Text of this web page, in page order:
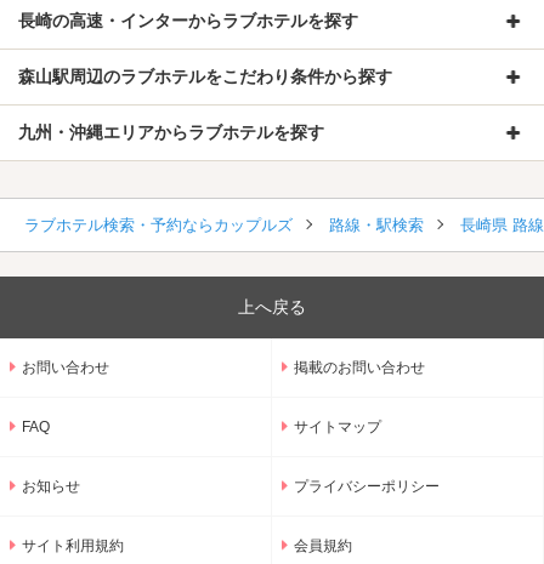
長崎の高速・インターからラブホテルを探す
森山駅周辺のラブホテルをこだわり条件から探す
九州・沖縄エリアからラブホテルを探す
ラブホテル検索・予約ならカップルズ 路線・駅検索 長崎県 路
上へ戻る
お問い合わせ 掲載のお問い合わせ
FAQ サイトマップ
お知らせ プライバシーポリシー
サイト利用規約 会員規約